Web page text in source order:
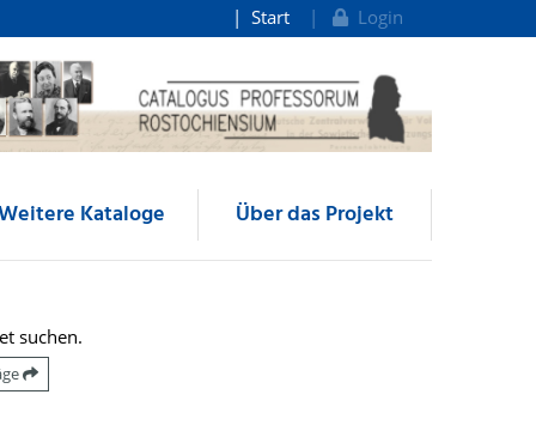
Start Login
Kataloge Über das Projekt
suchen.